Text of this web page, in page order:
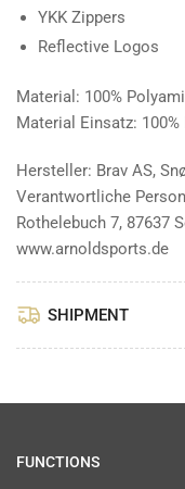
YKK Zippers
Reflective Logos
Material: 100%
Material Einsatz:
Hersteller: Brav AS,
Verantwortliche
Rothelebuch 7, 87637
www.arnoldsports.de
SHIPMENT
FUNCTIONS